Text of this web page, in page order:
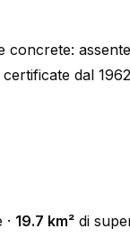
concrete:
dal
19.7 km² di